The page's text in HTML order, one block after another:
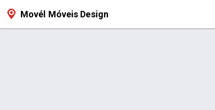
Movél Móveis Design